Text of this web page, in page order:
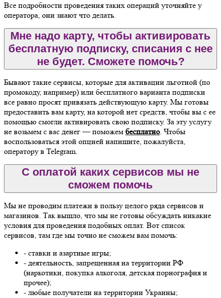
Все подробности проведения таких операций уточняйте у
оператора, они знают что делать.
Мне надо карту, чтобы активировать
бесплатную подписку, списания с нее
не будет. Сможете помочь?
Бывают такие сервисы, которые для активации льготной (по
промокоду, например) или бесплатного варианта подписки
все равно просят привязать действующую карту. Мы готовы
предоставить вам карту, на которой нет средств, чтобы вы с ее
помощью смогли активировать свою подписку. За эту услугу
не возьмем с вас денег — поможем бесплатно. Чтобы
воспользоваться этой опцией напишите, пожалуйста,
оператору в Telegram.
С оплатой каких сервисов мы не
сможем помочь
Мы не проводим платежи в пользу целого ряда сервисов и
магазинов. Так вышло, что мы не готовы обсуждать никакие
условия для проведения подобных оплат. Вот список
сервисов, там где мы точно не сможем вам помочь:
- ставки и азартные игры;
- деятельность, запрещенная на территории РФ
(наркотики, покупка алкоголя, детская порнография и
прочее);
- любые получатели на территории Украины;